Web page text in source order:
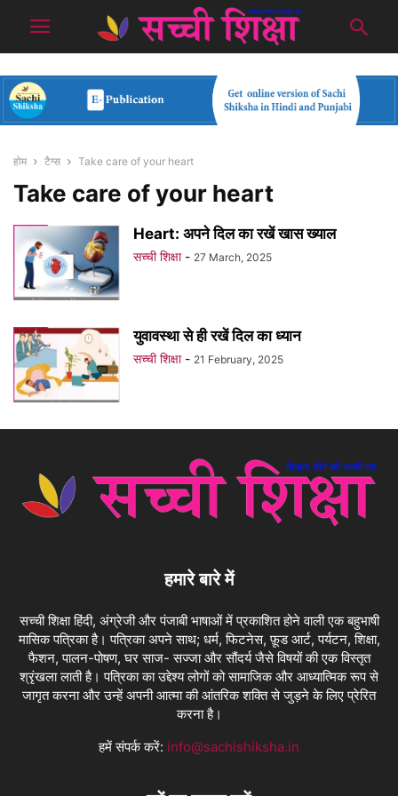
होम टैग्स Take care of your heart
Take care of your heart
Heart: अपने दिल का रखें खास ख्याल
सच्ची शिक्षा - 27 March, 2025
युवावस्था से ही रखें दिल का ध्यान
सच्ची शिक्षा - 21 February, 2025
हमारे बारे में
सच्ची शिक्षा हिंदी, अंग्रेजी और पंजाबी भाषाओं में प्रकाशित होने वाली एक बहुभाषी
मासिक पत्रिका है। पत्रिका अपने साथ; धर्म, फिटनेस, फ़ूड आर्ट, पर्यटन, शिक्षा,
फैशन, पालन-पोषण, घर साज- सज्जा और सौंदर्य जैसे विषयों की एक विस्तृत
श्रृंखला लाती है। पत्रिका का उद्देश्य लोगों को सामाजिक और आध्यात्मिक रूप से
जागृत करना और उन्हें अपनी आत्मा की आंतरिक शक्ति से जुड़ने के लिए प्रेरित
करना है।
हमें संपर्क करें: info@sachishiksha.in